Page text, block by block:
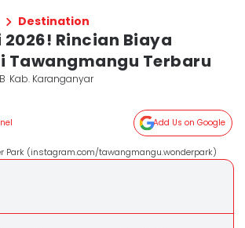
Destination
2026! Rincian Biaya
Tawangmangu Terbaru
Kab. Karanganyar
Add Us on Google
Park (instagram.com/tawangmangu.wonderpark)